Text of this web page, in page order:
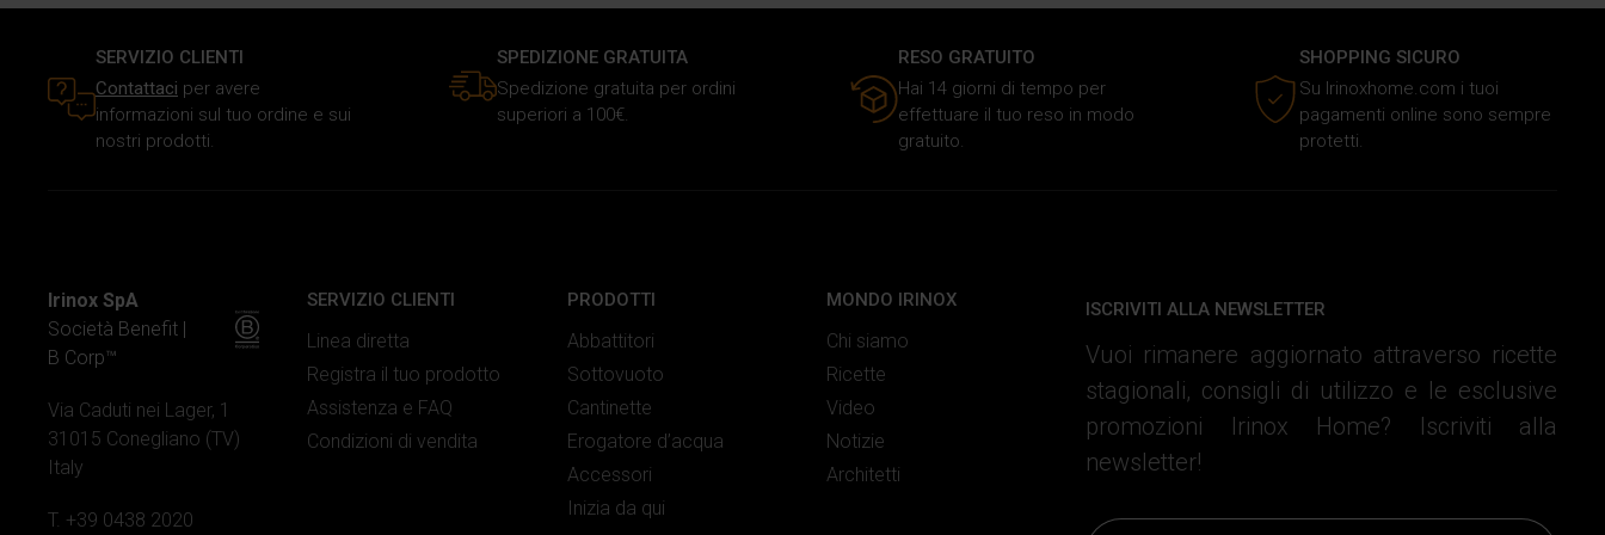
SERVIZIO CLIENTI
Contattaci per avere
informazioni sul tuo ordine e sui
nostri prodotti.
SPEDIZIONE GRATUITA
Spedizione gratuita per ordini
superiori a 100€.
RESO GRATUITO
Hai 14 giorni di tempo per
effettuare il tuo reso in modo
gratuito.
SHOPPING SICURO
Su Irinoxhome.com i tuoi
pagamenti online sono sempre
protetti.
Irinox SpA
Società Benefit |
B Corp™
Via Caduti nei Lager, 1
31015 Conegliano (TV)
Italy
T. +39 0438 2020
SERVIZIO CLIENTI
Linea diretta
Registra il tuo prodotto
Assistenza e FAQ
Condizioni di vendita
PRODOTTI
Abbattitori
Sottovuoto
Cantinette
Erogatore d’acqua
Accessori
Inizia da qui
MONDO IRINOX
Chi siamo
Ricette
Video
Notizie
Architetti
ISCRIVITI ALLA NEWSLETTER
Vuoi rimanere aggiornato attraverso ricette
stagionali, consigli di utilizzo e le esclusive
promozioni Irinox Home? Iscriviti alla
newsletter!